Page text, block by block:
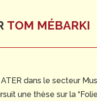
TOM MÉBARKI
dans le secteur
une thèse sur la